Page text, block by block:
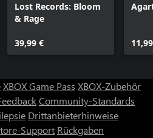
Lost Records: Bloom
& Rage
39,99 €
XBOX Game Pass XBOX-Zubehör
Community-Standards
Drittanbieterhinweise
Support Rückgaben